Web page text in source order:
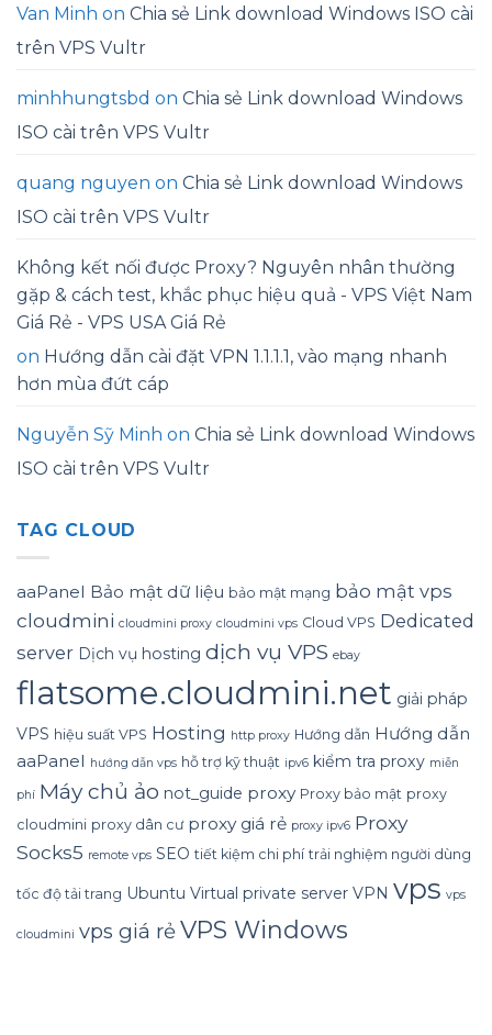
Van Minh on Chia sẻ Link download Windows ISO cài
trên VPS Vultr
minhhungtsbd on Chia sẻ Link download Windows
ISO cài trên VPS Vultr
quang nguyen on Chia sẻ Link download Windows
ISO cài trên VPS Vultr
Không kết nối được Proxy? Nguyên nhân thường
gặp & cách test, khắc phục hiệu quả - VPS Việt Nam
Giá Rẻ - VPS USA Giá Rẻ
on Hướng dẫn cài đặt VPN 1.1.1.1, vào mạng nhanh
hơn mùa đứt cáp
Nguyễn Sỹ Minh on Chia sẻ Link download Windows
ISO cài trên VPS Vultr
TAG CLOUD
aaPanel Bảo mật dữ liệu bảo mật mạng bảo mật vps
cloudmini cloudmini proxy cloudmini vps Cloud VPS Dedicated
server Dịch vụ hosting dịch vụ VPS ebay
flatsome.cloudmini.net giải pháp
VPS hiệu suất VPS Hosting http proxy Hướng dẫn Hướng dẫn
aaPanel hướng dẫn vps hỗ trợ kỹ thuật ipv6 kiểm tra proxy miễn
phí Máy chủ ảo not_guide proxy Proxy bảo mật proxy
cloudmini proxy dân cư proxy giá rẻ proxy ipv6 Proxy
Socks5 remote vps SEO tiết kiệm chi phí trải nghiệm người dùng
tốc độ tải trang Ubuntu Virtual private server VPN vps vps
cloudmini vps giá rẻVPS Windows